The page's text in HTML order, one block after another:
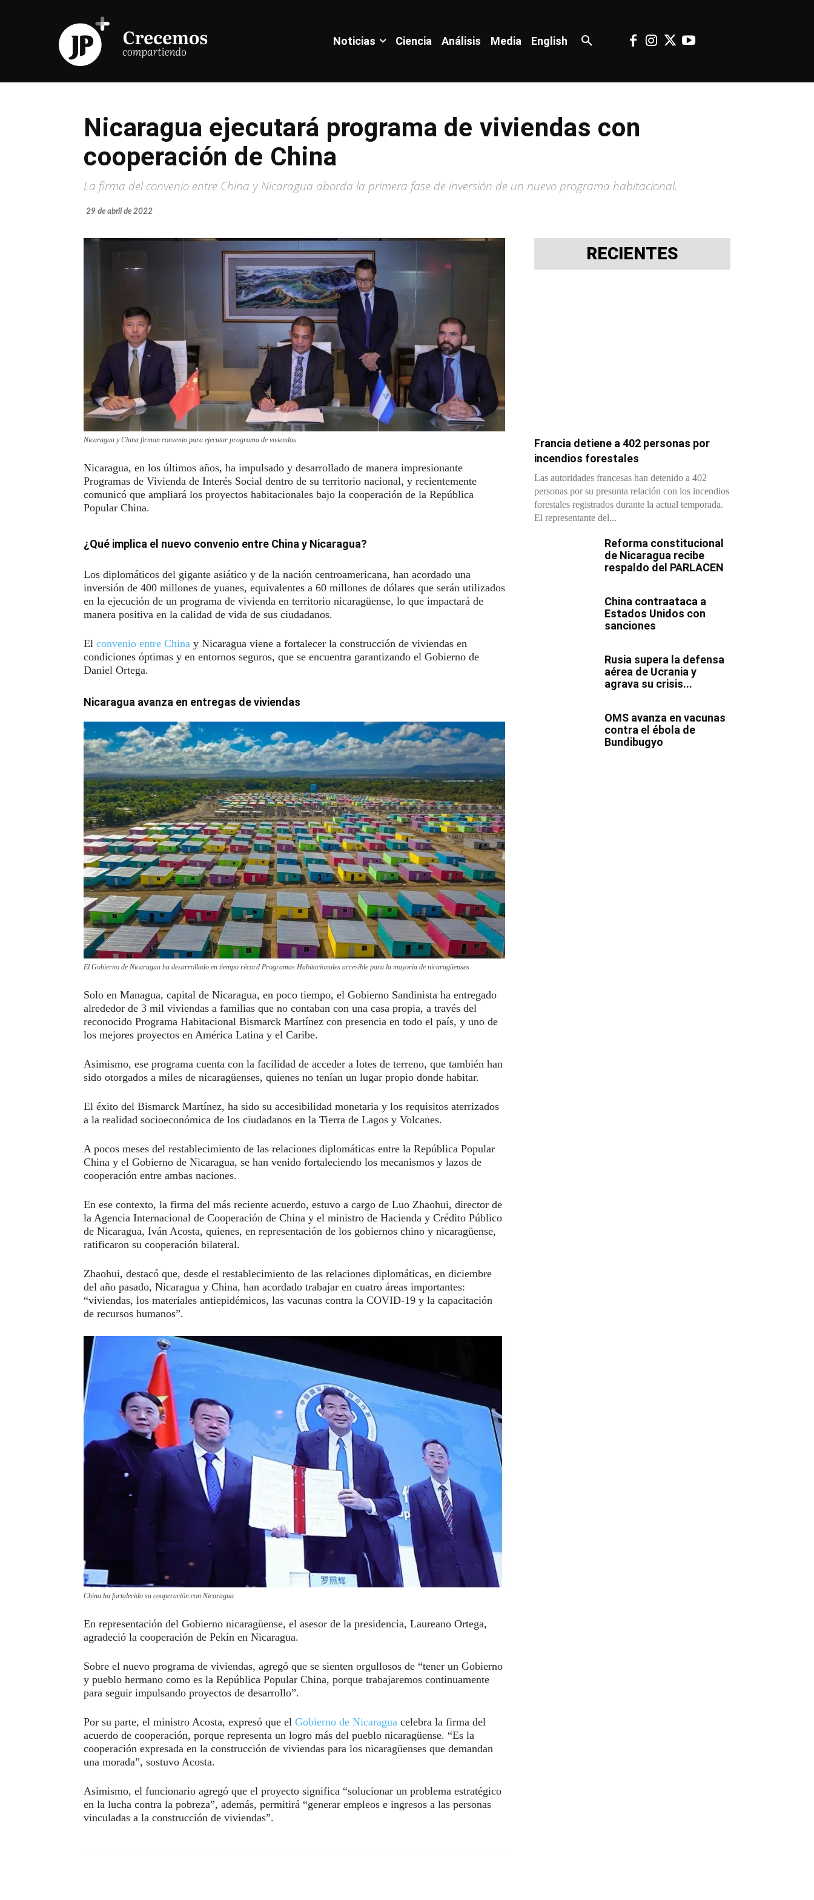
Noticias Ciencia Análisis Media English
Nicaragua ejecutará programa de viviendas con
cooperación de China
La firma del convenio entre China y Nicaragua aborda la primera fase de inversión de un nuevo programa habitacional.
29 de abril de 2022
Nicaragua y China firman convenio para ejecutar programa de viviendas
Nicaragua, en los últimos años, ha impulsado y desarrollado de manera impresionante
Programas de Vivienda de Interés Social dentro de su territorio nacional, y recientemente
comunicó que ampliará los proyectos habitacionales bajo la cooperación de la República
Popular China.
¿Qué implica el nuevo convenio entre China y Nicaragua?
Los diplomáticos del gigante asiático y de la nación centroamericana, han acordado una
inversión de 400 millones de yuanes, equivalentes a 60 millones de dólares que serán utilizados
en la ejecución de un programa de vivienda en territorio nicaragüense, lo que impactará de
manera positiva en la calidad de vida de sus ciudadanos.
El convenio entre China y Nicaragua viene a fortalecer la construcción de viviendas en
condiciones óptimas y en entornos seguros, que se encuentra garantizando el Gobierno de
Daniel Ortega.
Nicaragua avanza en entregas de viviendas
El Gobierno de Nicaragua ha desarrollado en tiempo récord Programas Habitacionales accesible para la mayoría de nicaragüenses
Solo en Managua, capital de Nicaragua, en poco tiempo, el Gobierno Sandinista ha entregado
alrededor de 3 mil viviendas a familias que no contaban con una casa propia, a través del
reconocido Programa Habitacional Bismarck Martínez con presencia en todo el país, y uno de
los mejores proyectos en América Latina y el Caribe.
Asimismo, ese programa cuenta con la facilidad de acceder a lotes de terreno, que también han
sido otorgados a miles de nicaragüenses, quienes no tenían un lugar propio donde habitar.
El éxito del Bismarck Martínez, ha sido su accesibilidad monetaria y los requisitos aterrizados
a la realidad socioeconómica de los ciudadanos en la Tierra de Lagos y Volcanes.
A pocos meses del restablecimiento de las relaciones diplomáticas entre la República Popular
China y el Gobierno de Nicaragua, se han venido fortaleciendo los mecanismos y lazos de
cooperación entre ambas naciones.
En ese contexto, la firma del más reciente acuerdo, estuvo a cargo de Luo Zhaohui, director de
la Agencia Internacional de Cooperación de China y el ministro de Hacienda y Crédito Público
de Nicaragua, Iván Acosta, quienes, en representación de los gobiernos chino y nicaragüense,
ratificaron su cooperación bilateral.
Zhaohui, destacó que, desde el restablecimiento de las relaciones diplomáticas, en diciembre
del año pasado, Nicaragua y China, han acordado trabajar en cuatro áreas importantes:
“viviendas, los materiales antiepidémicos, las vacunas contra la COVID-19 y la capacitación
de recursos humanos”.
China ha fortalecido su cooperación con Nicaragua.
En representación del Gobierno nicaragüense, el asesor de la presidencia, Laureano Ortega,
agradeció la cooperación de Pekín en Nicaragua.
Sobre el nuevo programa de viviendas, agregó que se sienten orgullosos de “tener un Gobierno
y pueblo hermano como es la República Popular China, porque trabajaremos continuamente
para seguir impulsando proyectos de desarrollo”.
Por su parte, el ministro Acosta, expresó que el Gobierno de Nicaragua celebra la firma del
acuerdo de cooperación, porque representa un logro más del pueblo nicaragüense. “Es la
cooperación expresada en la construcción de viviendas para los nicaragüenses que demandan
una morada”, sostuvo Acosta.
Asimismo, el funcionario agregó que el proyecto significa “solucionar un problema estratégico
en la lucha contra la pobreza”, además, permitirá “generar empleos e ingresos a las personas
vinculadas a la construcción de viviendas”.
RECIENTES
Francia detiene a 402 personas por
incendios forestales
Las autoridades francesas han detenido a 402
personas por su presunta relación con los incendios
forestales registrados durante la actual temporada.
El representante del...
Reforma constitucional
de Nicaragua recibe
respaldo del PARLACEN
China contraataca a
Estados Unidos con
sanciones
Rusia supera la defensa
aérea de Ucrania y
agrava su crisis...
OMS avanza en vacunas
contra el ébola de
Bundibugyo